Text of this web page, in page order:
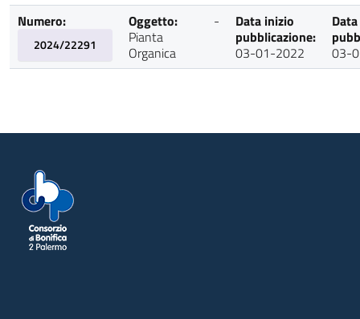
Numero:
2024/22291
Oggetto:
Pianta
Organica
-
Data inizio
pubblicazione:
03-01-2022
03-